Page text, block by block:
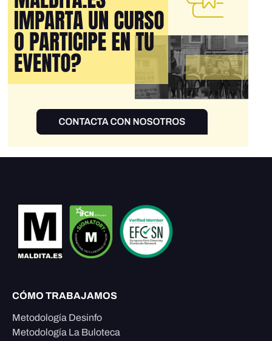
CÓMO TRABAJAMOS
Metodología Desinfo
Metodología La Buloteca